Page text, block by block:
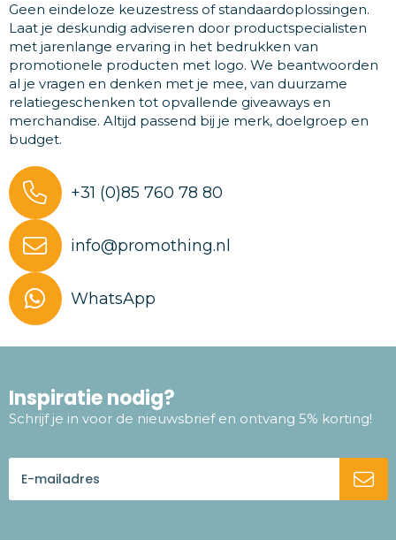
Geen eindeloze keuzestress of standaardoplossingen.
Laat je deskundig adviseren door productspecialisten
met jarenlange ervaring in het bedrukken van
promotionele producten met logo. We beantwoorden
al je vragen en denken met je mee, van duurzame
relatiegeschenken tot opvallende giveaways en
merchandise. Altijd passend bij je merk, doelgroep en
budget.
+31 (0)85 760 78 80
info@promothing.nl
WhatsApp
Inspiratie nodig?
Schrijf je in voor de nieuwsbrief en ontvang 5% korting!